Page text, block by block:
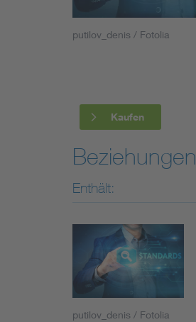
Mobility
Smart Cities
putilov_denis / Fotolia
Kaufen
Beziehungen
Enthält:
putilov_denis / Fotolia